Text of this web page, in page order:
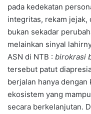
pada kedekatan
integritas, rekam jejak,
bukan sekadar
melainkan sinyal
ASN di NTB : birokrasi
tersebut patut
berjalan hanya
ekosistem yang
secara berkelanjutan.